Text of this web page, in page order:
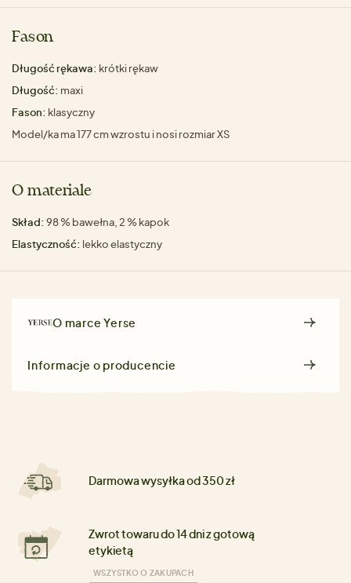
Fason
Długość rękawa: krótki rękaw
Długość: maxi
Fason: klasyczny
Model/ka ma 177 cm wzrostu i nosi rozmiar XS
O materiale
Skład: 98 % bawełna, 2 % kapok
Elastyczność: lekko elastyczny
O marceYerse
Informacje o producencie
Darmowa wysyłka od 350 zł
Zwrot towaru do 14 dni z gotową
etykietą
WSZYSTKO O ZAKUPACH